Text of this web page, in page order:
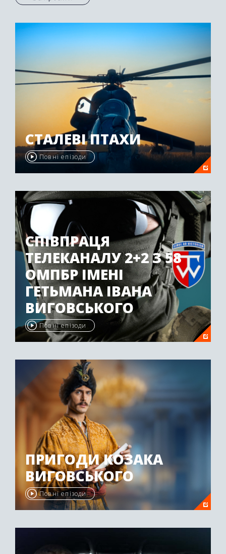
Осетії був нагороджений другою премією
СТАЛЕВІ ПТАХИ
Повні епізоди
СПІВПРАЦЯ
ТЕЛЕКАНАЛУ 2+2 З 58
ОМПБР ІМЕНІ
ГЕТЬМАНА ІВАНА
ВИГОВСЬКОГО
Повні епізоди
ПРИГОДИ КОЗАКА
ВИГОВСЬКОГО
Повні епізоди